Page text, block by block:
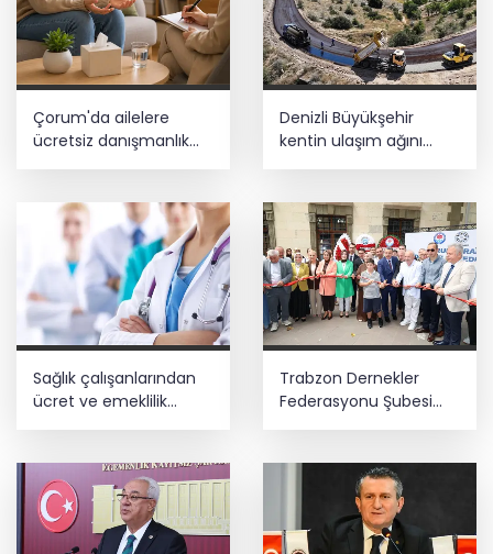
Çorum'da ailelere
ücretsiz danışmanlık
desteği
Denizli Büyükşehir
kentin ulaşım ağını
güçlendiriyor
Sağlık çalışanlarından
ücret ve emeklilik
Trabzon Dernekler
Federasyonu Şubesi